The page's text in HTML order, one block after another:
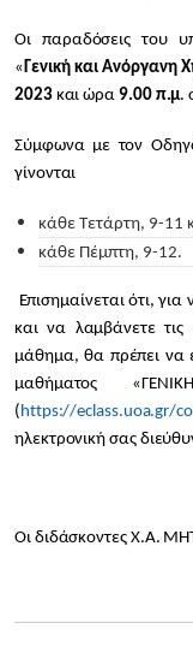
Οι παραδόσεις του
« Γενική και Ανόργανη
2023 και ώρα 9.00 π.μ.
Σύμφωνα με τον
γίνονται
κάθε Τετάρτη, 9-11
κάθε Πέμπτη, 9-12.
Επισημαίνεται ότι,
και να λαμβάνετε
μάθημα, θα πρέπει να
μαθήματος
( https://eclass.uoa.gr/
ηλεκτρονική σας
Οι διδάσκοντες Χ.Α.